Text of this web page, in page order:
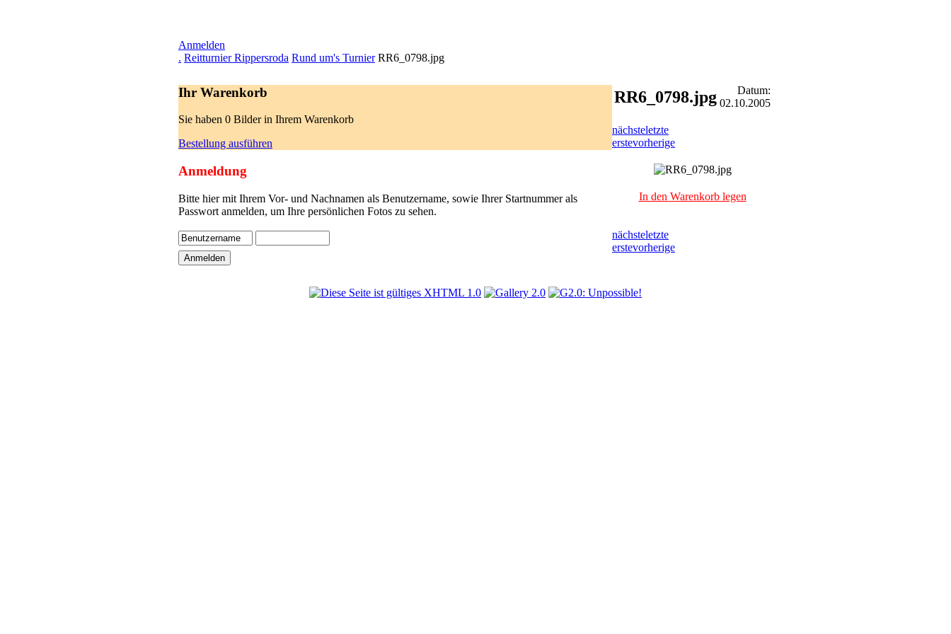
Anmelden
. Reitturnier Rippersroda Rund um's Turnier RR6_0798.jpg
Ihr Warenkorb
Sie haben 0 Bilder in Ihrem Warenkorb
Bestellung ausführen
Anmeldung
Bitte hier mit Ihrem Vor- und Nachnamen als Benutzername, sowie Ihrer Startnummer als
Passwort anmelden, um Ihre persönlichen Fotos zu sehen.
RR6_0798.jpg
Datum:
02.10.2005
nächsteletzte
erstevorherige
In den Warenkorb legen
nächsteletzte
erstevorherige